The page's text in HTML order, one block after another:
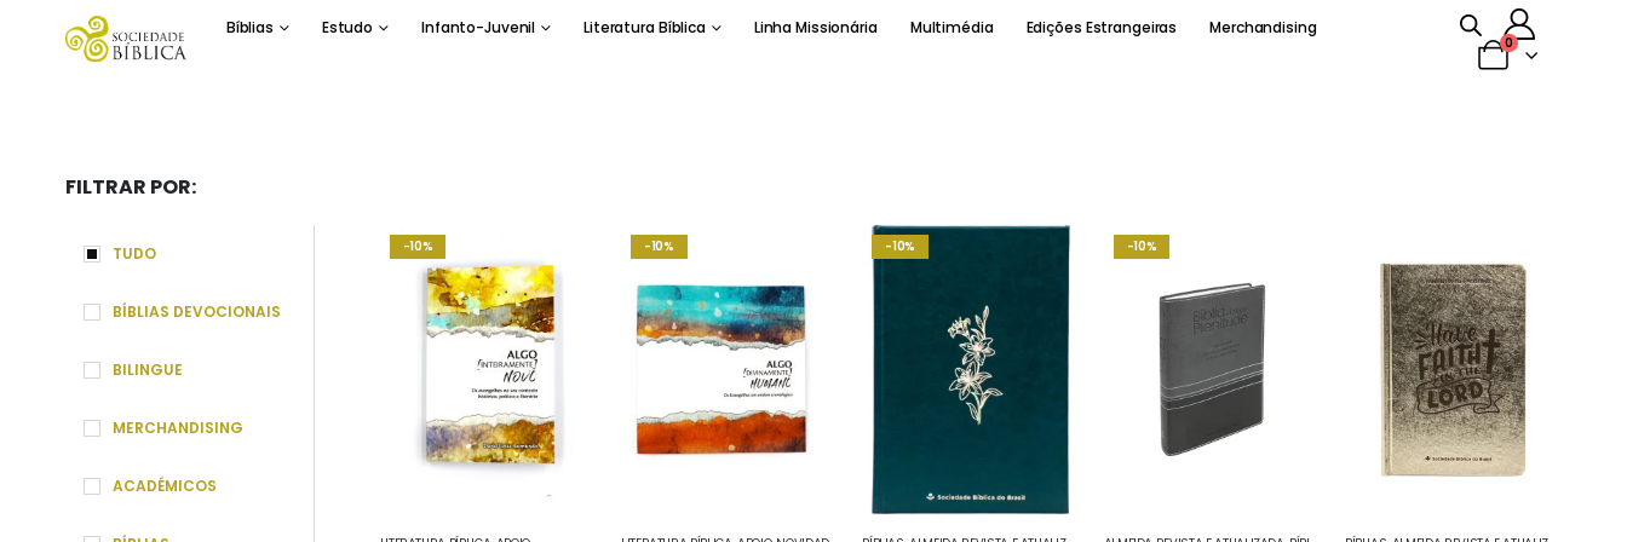
Bíblias Estudo Infanto-Juvenil Literatura Bíblica Linha Missionária Multimédia Edições Estrangeiras Merchandising
0
FILTRAR POR:
TUDO
BÍBLIAS DEVOCIONAIS
BILINGUE
MERCHANDISING
ACADÉMICOS
-10% -10% -10% -10%